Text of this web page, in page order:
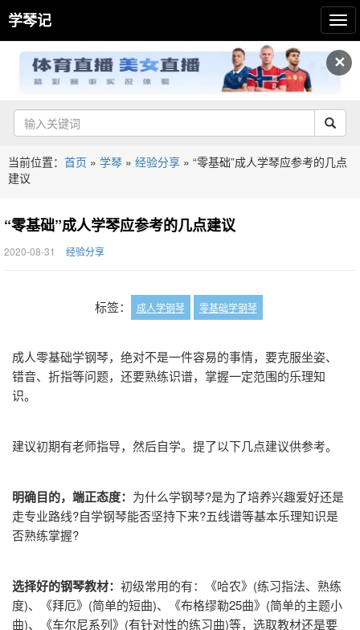
✕
学琴记
当前位置： 首页 » 学琴 » 经验分享 » “零基础”成人学琴应参考的几点
建议
“零基础”成人学琴应参考的几点建议
2020-08-31 经验分享
标签： 成人学钢琴 零基础学钢琴
成人零基础学钢琴，绝对不是一件容易的事情，要克服坐姿、
错音、折指等问题，还要熟练识谱，掌握一定范围的乐理知
识。
建议初期有老师指导，然后自学。提了以下几点建议供参考。
明确目的，端正态度： 为什么学钢琴?是为了培养兴趣爱好还是
走专业路线?自学钢琴能否坚持下来?五线谱等基本乐理知识是
否熟练掌握?
选择好的钢琴教材： 初级常用的有：《哈农》(练习指法、熟练
度)、《拜厄》(简单的短曲)、《布格缪勒25曲》(简单的主题小
曲)、《车尔尼系列》(有针对性的练习曲)等，选取教材还是要